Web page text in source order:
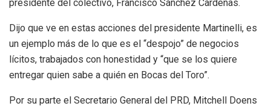
presidente del colectivo, Francisco Sánchez Cárdenas.
Dijo que ve en estas acciones del presidente Martinelli, es
un ejemplo más de lo que es el “despojo” de negocios
lícitos, trabajados con honestidad y “que se los quiere
entregar quien sabe a quién en Bocas del Toro”.
Por su parte el Secretario General del PRD, Mitchell Doens